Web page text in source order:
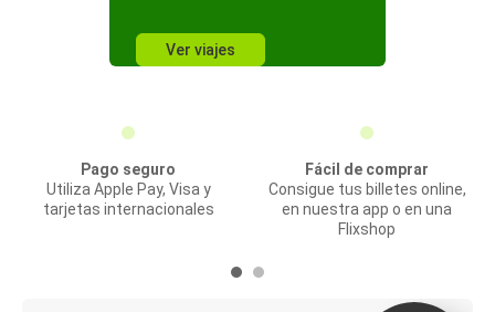
Ver viajes
Pago seguro
Utiliza Apple Pay, Visa y
tarjetas internacionales
Fácil de comprar
Consigue tus billetes online,
en nuestra app o en una
Flixshop